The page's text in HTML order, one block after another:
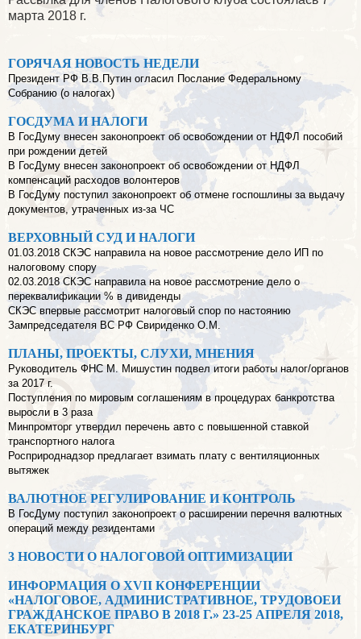
марта 2018 г.
ГОРЯЧАЯ НОВОСТЬ НЕДЕЛИ
Президент РФ В.В.Путин огласил Послание Федеральному
Собранию (о налогах)
ГОСДУМА И НАЛОГИ
В ГосДуму внесен законопроект об освобождении от НДФЛ пособий
при рождении детей
В ГосДуму внесен законопроект об освобождении от НДФЛ
компенсаций расходов волонтеров
В ГосДуму поступил законопроект об отмене госпошлины за выдачу
документов, утраченных из-за ЧС
ВЕРХОВНЫЙ СУД И НАЛОГИ
01.03.2018 СКЭС направила на новое рассмотрение дело ИП по
налоговому спору
02.03.2018 СКЭС направила на новое рассмотрение дело о
переквалификации % в дивиденды
СКЭС впервые рассмотрит налоговый спор по настоянию
Зампредседателя ВС РФ Свириденко О.М.
ПЛАНЫ, ПРОЕКТЫ, СЛУХИ, МНЕНИЯ
Руководитель ФНС М. Мишустин подвел итоги работы налог/органов
за 2017 г.
Поступления по мировым соглашениям в процедурах банкротства
выросли в 3 раза
Минпромторг утвердил перечень авто с повышенной ставкой
транспортного налога
Росприроднадзор предлагает взимать плату с вентиляционных
вытяжек
ВАЛЮТНОЕ РЕГУЛИРОВАНИЕ И КОНТРОЛЬ
В ГосДуму поступил законопроект о расширении перечня валютных
операций между резидентами
3 НОВОСТИ О НАЛОГОВОЙ ОПТИМИЗАЦИИ
ИНФОРМАЦИЯ О XVII КОНФЕРЕНЦИИ
«НАЛОГОВОЕ, АДМИНИСТРАТИВНОЕ, ТРУДОВОЕИ
ГРАЖДАНСКОЕ ПРАВО В 2018 Г.» 23-25 АПРЕЛЯ 2018,
ЕКАТЕРИНБУРГ